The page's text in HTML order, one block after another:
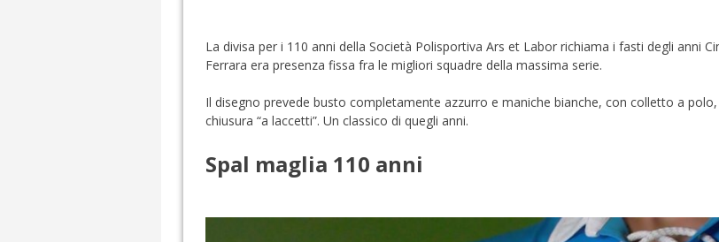
La divisa per i 110 anni della Società Polisportiva Ars et Labor richiama i fasti degli anni
Ferrara era presenza fissa fra le migliori squadre della massima serie.
Il disegno prevede busto completamente azzurro e maniche bianche, con colletto a
chiusura “a laccetti”. Un classico di quegli anni.
Spal maglia 110 anni